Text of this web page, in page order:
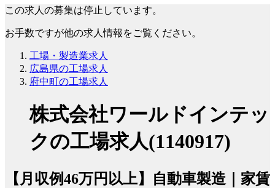
この求人の募集は停止しています。
お手数ですが他の求人情報をご覧ください。
工場・製造業求人
広島県の工場求人
府中町の工場求人
株式会社ワールドインテッ
クの工場求人(1140917)
【月収例46万円以上】自動車製造｜家賃